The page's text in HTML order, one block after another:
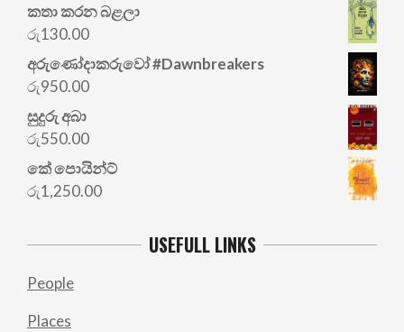
කතා කරන බළලා
රු130.00
අරු‍ණෝදාකරුවෝ #Dawnbreakers
රු950.00
සුදුරු අබා
රු550.00
කේ පොයින්ට්
රු1,250.00
USEFULL LINKS
People
Places